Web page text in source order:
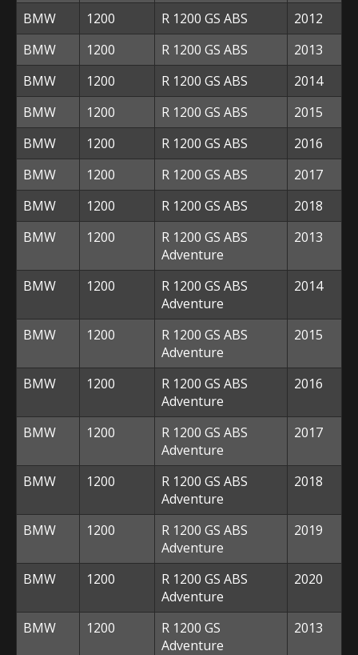
BMW 1200 R 1200 GS ABS
2012
BMW
1200 R 1200 GS ABS
2013
BMW
1200 R 1200 GS ABS
2014
BMW
1200 R 1200 GS ABS
2015
BMW
1200 R 1200 GS ABS
2016
BMW
1200 R 1200 GS ABS
2017
BMW
1200 R 1200 GS ABS
2018
BMW
1200
R 1200 GS ABS
Adventure
2013
BMW 1200
R 1200 GS ABS
Adventure
2014
BMW 1200
R 1200 GS ABS
Adventure
2015
BMW 1200
R 1200 GS ABS
Adventure
2016
BMW 1200
R 1200 GS ABS
Adventure
2017
BMW 1200
R 1200 GS ABS
Adventure
2018
BMW 1200
R 1200 GS ABS
Adventure
2019
BMW 1200
R 1200 GS ABS
Adventure
2020
BMW 1200
R 1200 GS
Adventure
2013